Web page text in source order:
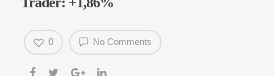
No Comments
0